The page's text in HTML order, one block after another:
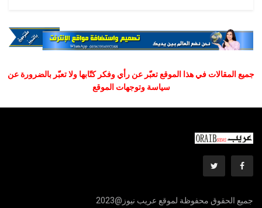
جميع المقالات في هذا الموقع تعبّر عن رأي وفكر كتّابها ولا تعبّر بالضرورة عن
سياسة وتوجهات الموقع
جميع الحقوق محفوظة لموقع عريب نيوز@2023